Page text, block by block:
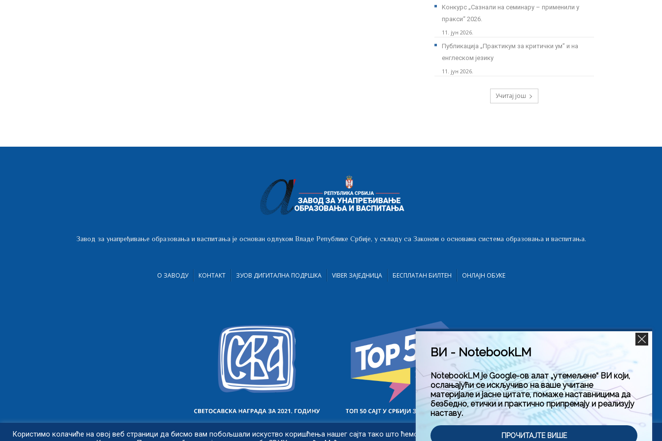
Kонкурс „Сазнали на семинару – применили у
пракси“ 2026.
11. јун 2026.
Публикација „Практикум за критички ум” и на
енглеском језику
11. јун 2026.
Учитај још
Завод за унапређивање образовања и васпитања је основан одлуком Владе Републике Србије, у складу са Законом о основама система образовања и васпитања.
О ЗАВОДУ КОНТАКТ ЗУОВ ДИГИТАЛНА ПОДРШКА VIBER ЗАЈЕДНИЦА БЕСПЛАТАН БИЛТЕН ОНЛАЈН ОБУКЕ
Користимо колачиће на овој веб страници да бисмо вам побољшали искуство коришћења нашег сајта тако што ћемо запамтити
ВИ - NotebookLM
NotebookLM је Google-ов алат „утемељене“ ВИ који,
ослањајући се искључиво на ваше учитане
материјале и јасне цитате, помаже наставницима да
безбедно, етички и практично припремају и реализују
наставу.
ПРОЧИТАЈТЕ ВИШЕ